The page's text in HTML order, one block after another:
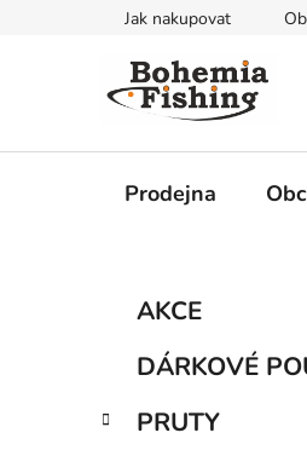
Jak nakupovat
Prodejna
r
Přeskočit
kategorie
o
AKCE
DÁRKOVÉ
PRUTY